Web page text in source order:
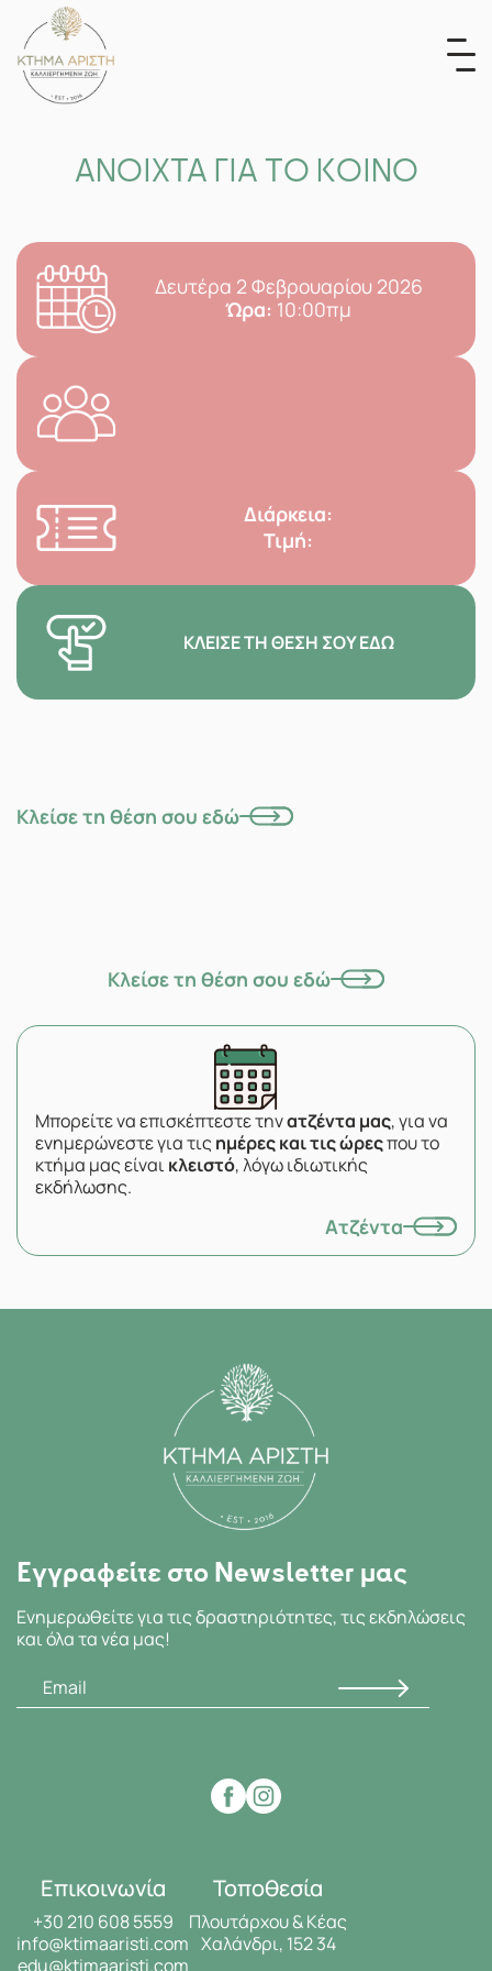
content
ΑΝΟΙΧΤΑ ΓΙΑ ΤΟ ΚΟΙΝΟ
Δευτέρα 2 Φεβρουαρίου 2026
Ώρα: 10:00πμ
Διάρκεια:
Τιμή:
ΚΛΕΊΣΕ ΤΗ ΘΈΣΗ ΣΟΥ ΕΔΏ
Κλείσε τη θέση σου εδώ
Κλείσε τη θέση σου εδώ
Μπορείτε να επισκέπτεστε τηνατζέντα μας, για να
ενημερώνεστε για τιςημέρες και τις ώρεςπου το
κτήμα μας είναικλειστό, λόγω ιδιωτικής
εκδήλωσης.
Ατζέντα
Εγγραφείτε στο Newsletter μας
Ενημερωθείτε για τις δραστηριότητες, τις εκδηλώσεις
και όλα τα νέα μας!
Επικοινωνία
+30 210 608 5559
info@ktimaaristi.com
edu@ktimaaristi.com
Τοποθεσία
Πλουτάρχου & Κέας
Χαλάνδρι, 152 34